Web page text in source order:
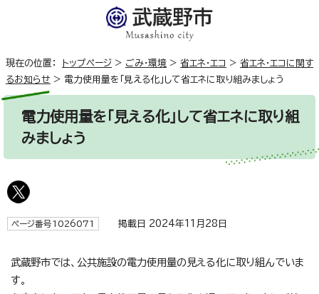
現在の位置： トップページ > ごみ・環境 > 省エネ・エコ > 省エネ・エコに関す
るお知らせ > 電力使用量を「見える化」して省エネに取り組みましょう
電力使用量を「見える化」して省エネに取り組
みましょう
ページ番号1026071 掲載日 2024年11月28日
武蔵野市では、公共施設の電力使用量の見える化に取り組んでいま
す。